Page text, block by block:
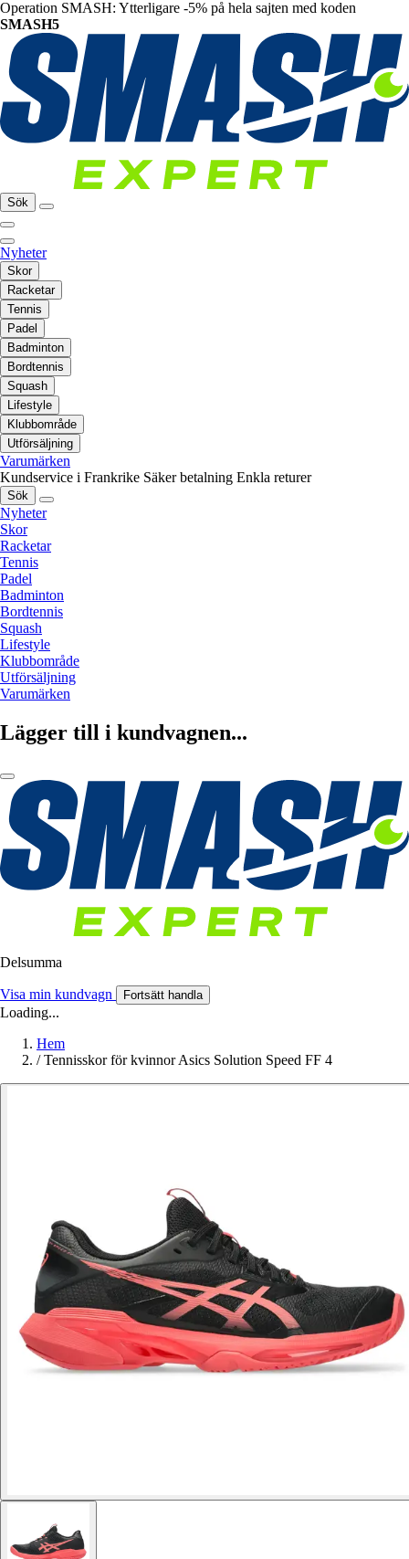
Operation SMASH: Ytterligare -5% på hela sajten med koden
SMASH5
Sök
Nyheter
Skor
Racketar
Tennis
Padel
Badminton
Bordtennis
Squash
Lifestyle
Klubbområde
Utförsäljning
Varumärken
Kundservice i Frankrike Säker betalning Enkla returer
Sök
Nyheter
Skor
Racketar
Tennis
Padel
Badminton
Bordtennis
Squash
Lifestyle
Klubbområde
Utförsäljning
Varumärken
Lägger till i kundvagnen...
Delsumma
Visa min kundvagn Fortsätt handla
Loading...
Hem
/ Tennisskor för kvinnor Asics Solution Speed FF 4